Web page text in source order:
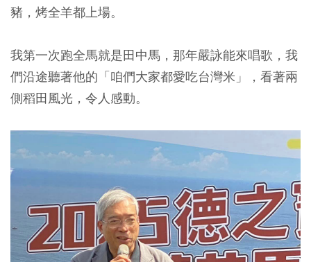
豬，烤全羊都上場。
我第一次跑全馬就是田中馬，那年嚴詠能來唱歌，我
們沿途聽著他的「咱們大家都愛吃台灣米」，看著兩
側稻田風光，令人感動。